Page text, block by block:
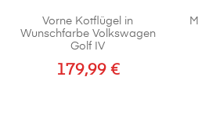
Vorne Kotflügel in
Wunschfarbe Volkswagen
Golf IV
179,99 €